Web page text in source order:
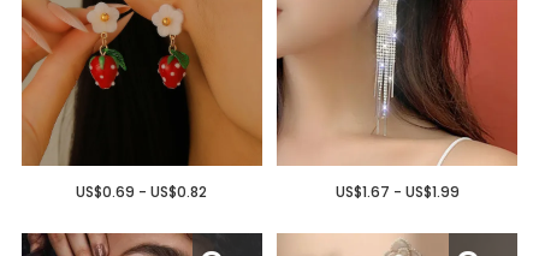
US$1.67 - US$1.99
US$0.69 - US$0.82